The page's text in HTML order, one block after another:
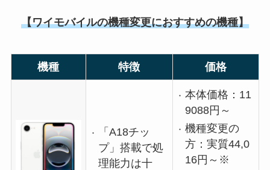
【ワイモバイルの機種変更におすすめの機種】
機種 特徴 価格
「A18チッ
プ」搭載で処
理能力は十
本体価格：11
9088円～
機種変更の
方：実質44,0
16円～※